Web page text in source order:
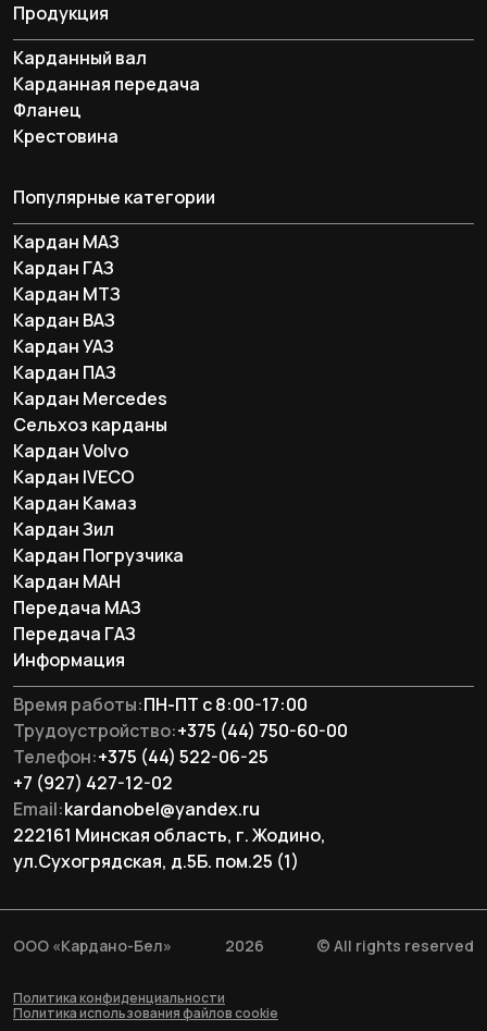
Продукция
Карданный вал
Карданная передача
Фланец
Крестовина
Популярные категории
Кардан МАЗ
Кардан ГАЗ
Кардан МТЗ
Кардан ВАЗ
Кардан УАЗ
Кардан ПАЗ
Кардан Mercedes
Сельхоз карданы
Кардан Volvo
Кардан IVECO
Кардан Камаз
Кардан Зил
Кардан Погрузчика
Кардан МАН
Перeдача МАЗ
Перeдача ГАЗ
Информация
Время работы:ПН-ПТ с 8:00-17:00
Трудоустройство:+375 (44) 750-60-00
Телефон:+375 (44) 522-06-25
+7 (927) 427-12-02
Email:kardanobel@yandex.ru
222161 Минская область, г. Жодино,
ул.Сухогрядская, д.5Б. пом.25 (1)
ООО «Кардано-Бел» 2026 © All rights reserved
Политика конфиденциальности
Политика использования файлов cookie